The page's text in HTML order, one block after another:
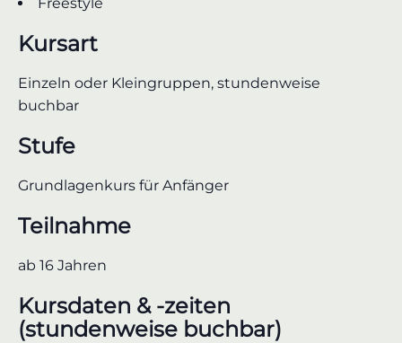
Kursart
Einzeln oder Kleingruppen, stundenweise
buchbar
Stufe
Grundlagenkurs für Anfänger
Teilnahme
ab 16 Jahren
Kursdaten & -zeiten
(stundenweise buchbar)